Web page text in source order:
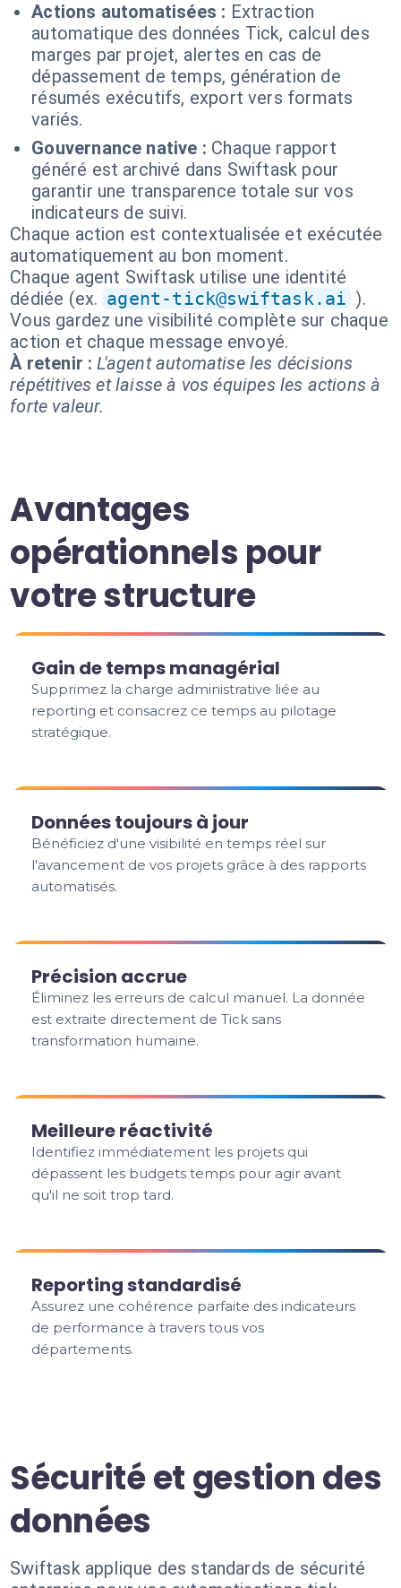
Actions automatisées : Extraction
automatique des données Tick, calcul des
marges par projet, alertes en cas de
dépassement de temps, génération de
résumés exécutifs, export vers formats
variés.
Gouvernance native : Chaque rapport
généré est archivé dans Swiftask pour
garantir une transparence totale sur vos
indicateurs de suivi.
Chaque action est contextualisée et exécutée
automatiquement au bon moment.
Chaque agent Swiftask utilise une identité
dédiée (ex. agent-tick@swiftask.ai ).
Vous gardez une visibilité complète sur chaque
action et chaque message envoyé.
À retenir : L'agent automatise les décisions
répétitives et laisse à vos équipes les actions à
forte valeur.
Avantages
opérationnels pour
votre structure
Gain de temps managérial
Supprimez la charge administrative liée au
reporting et consacrez ce temps au pilotage
stratégique.
Données toujours à jour
Bénéficiez d'une visibilité en temps réel sur
l'avancement de vos projets grâce à des rapports
automatisés.
Précision accrue
Éliminez les erreurs de calcul manuel. La donnée
est extraite directement de Tick sans
transformation humaine.
Meilleure réactivité
Identifiez immédiatement les projets qui
dépassent les budgets temps pour agir avant
qu'il ne soit trop tard.
Reporting standardisé
Assurez une cohérence parfaite des indicateurs
de performance à travers tous vos
départements.
Sécurité et gestion des
données
Swiftask applique des standards de sécurité